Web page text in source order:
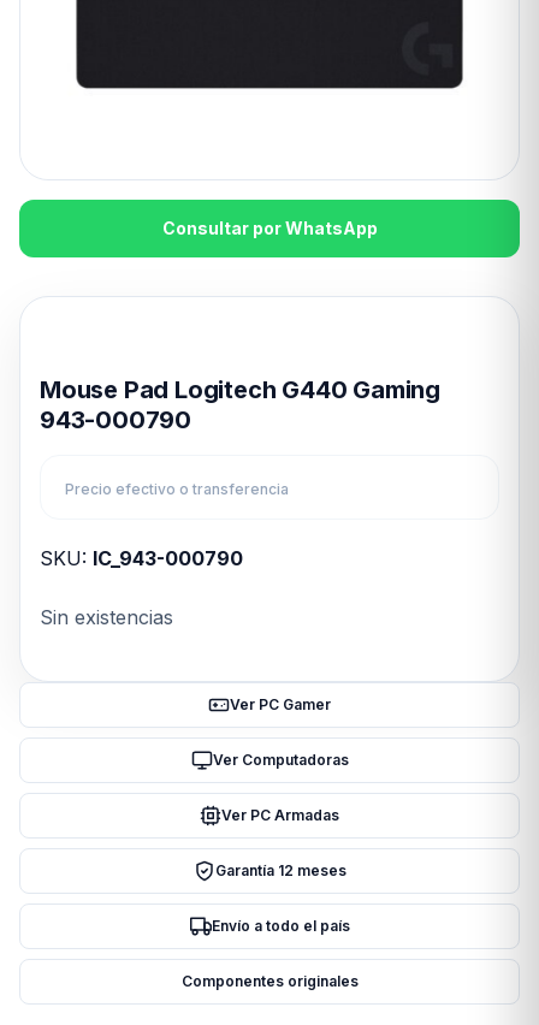
Consultar por WhatsApp
Mouse Pad Logitech G440 Gaming
943-000790
Precio efectivo o transferencia
SKU: IC_943-000790
Sin existencias
Ver PC Gamer
Ver Computadoras
Ver PC Armadas
Garantía 12 meses
Envío a todo el país
Componentes originales